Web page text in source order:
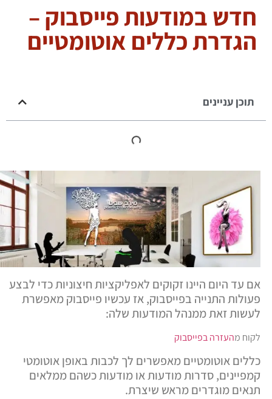
חדש במודעות פייסבוק –
הגדרת כללים אוטומטיים
תוכן עניינים
אם עד היום היינו זקוקים לאפליקציות חיצוניות כדי לבצע
פעולות התנייה בפייסבוק, אז עכשיו פייסבוק מאפשרת
לעשות זאת ממנהל המודעות שלה:
לקוח מהעזרה בפייסבוק
כללים אוטומטיים מאפשרים לך לכבות באופן אוטומטי
קמפיינים, סדרות מודעות או מודעות כשהם ממלאים
תנאים מוגדרים מראש שיצרת.